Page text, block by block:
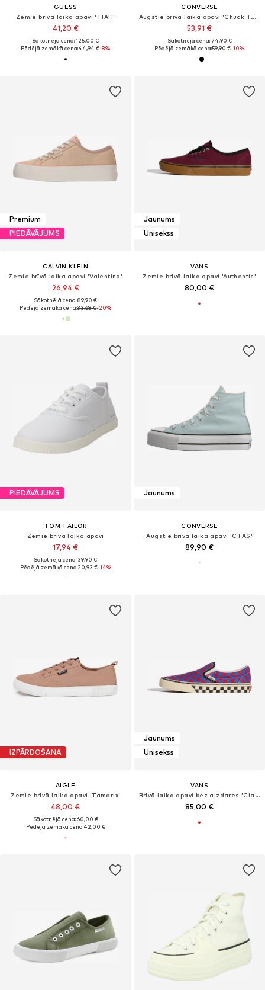
GUESS
Zemie brīvā laika apavi 'TIAH'
41,20 €
Sākotnējā cena: 125,00 €
Pēdējā zemākā cena:44,94 €-8%
CONVERSE
Augstie brīvā laika apavi 'Chuck Taylor All Star'
53,91 €
Sākotnējā cena: 74,90 €
Pēdējā zemākā cena:59,90 €-10%
Premium
PIEDĀVĀJUMS
CALVIN KLEIN
Zemie brīvā laika apavi 'Valentina'
26,94 €
Sākotnējā cena: 89,90 €
Pēdējā zemākā cena:33,68 €-20%
Jaunums
Unisekss
VANS
Zemie brīvā laika apavi 'Authentic'
80,00 €
PIEDĀVĀJUMS
TOM TAILOR
Zemie brīvā laika apavi
17,94 €
Sākotnējā cena: 39,90 €
Pēdējā zemākā cena:20,93 €-14%
Jaunums
CONVERSE
Augstie brīvā laika apavi 'CTAS'
89,90 €
IZPĀRDOŠANA
AIGLE
Zemie brīvā laika apavi 'Tamarix'
48,00 €
Sākotnējā cena: 60,00 €
Pēdējā zemākā cena:42,00 €
Jaunums
Unisekss
VANS
Brīvā laika apavi bez aizdares 'Classic'
85,00 €